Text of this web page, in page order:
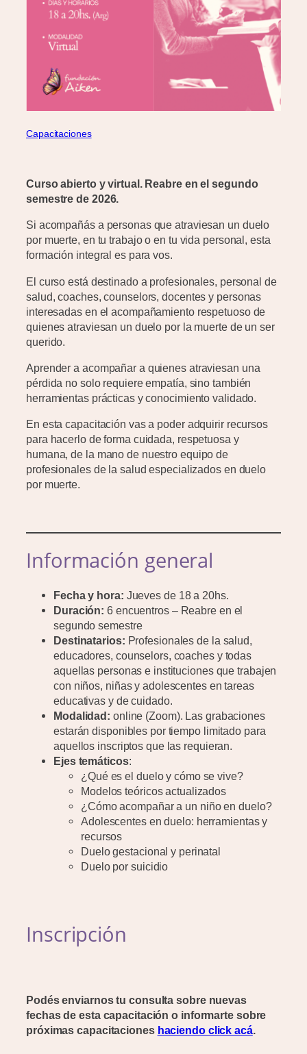
Capacitaciones
Curso abierto y virtual. Reabre en el segundo
semestre de 2026.
Si acompañás a personas que atraviesan un duelo
por muerte, en tu trabajo o en tu vida personal, esta
formación integral es para vos.
El curso está destinado a profesionales, personal de
salud, coaches, counselors, docentes y personas
interesadas en el acompañamiento respetuoso de
quienes atraviesan un duelo por la muerte de un ser
querido.
Aprender a acompañar a quienes atraviesan una
pérdida no solo requiere empatía, sino también
herramientas prácticas y conocimiento validado.
En esta capacitación vas a poder adquirir recursos
para hacerlo de forma cuidada, respetuosa y
humana, de la mano de nuestro equipo de
profesionales de la salud especializados en duelo
por muerte.
Información general
Fecha y hora: Jueves de 18 a 20hs.
Duración: 6 encuentros – Reabre en el
segundo semestre
Destinatarios: Profesionales de la salud,
educadores, counselors, coaches y todas
aquellas personas e instituciones que trabajen
con niños, niñas y adolescentes en tareas
educativas y de cuidado.
Modalidad: online (Zoom). Las grabaciones
estarán disponibles por tiempo limitado para
aquellos inscriptos que las requieran.
Ejes temáticos:
¿Qué es el duelo y cómo se vive?
Modelos teóricos actualizados
¿Cómo acompañar a un niño en duelo?
Adolescentes en duelo: herramientas y
recursos
Duelo gestacional y perinatal
Duelo por suicidio
Inscripción
Podés enviarnos tu consulta sobre nuevas
fechas de esta capacitación o informarte sobre
próximas capacitaciones haciendo click acá.